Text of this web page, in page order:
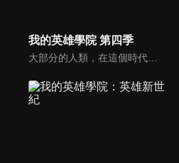
我的英雄學院 第四季